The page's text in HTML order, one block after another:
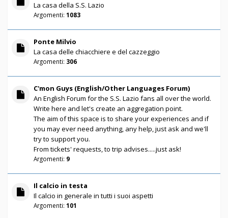
La casa della S.S. Lazio
Argomenti: 1083
Ponte Milvio
La casa delle chiacchiere e del cazzeggio
Argomenti: 306
C'mon Guys (English/Other Languages Forum)
An English Forum for the S.S. Lazio fans all over the world.
Write here and let's create an aggregation point.
The aim of this space is to share your experiences and if
you may ever need anything, any help, just ask and we'll
try to support you.
From tickets' requests, to trip advises.....just ask!
Argomenti: 9
Il calcio in testa
Il calcio in generale in tutti i suoi aspetti
Argomenti: 101